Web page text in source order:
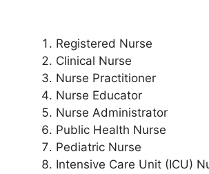
Registered Nurse
Clinical Nurse
Nurse Practitioner
Nurse Educator
Nurse Administrator
Public Health Nurse
Pediatric Nurse
Intensive Care Unit (ICU)